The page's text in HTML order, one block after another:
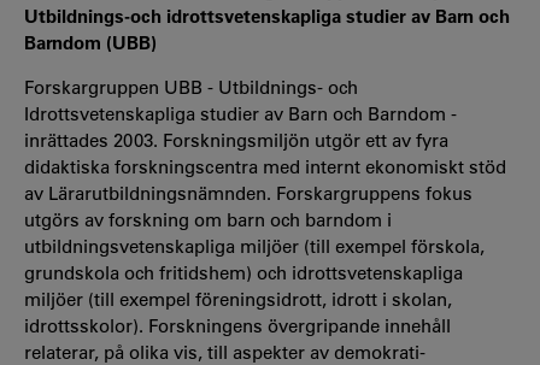
Utbildnings-och idrottsvetenskapliga studier av Barn och
Barndom (UBB)
Forskargruppen UBB - Utbildnings- och
Idrottsvetenskapliga studier av Barn och Barndom -
inrättades 2003. Forskningsmiljön utgör ett av fyra
didaktiska forskningscentra med internt ekonomiskt stöd
av Lärarutbildningsnämnden. Forskargruppens fokus
utgörs av forskning om barn och barndom i
utbildningsvetenskapliga miljöer (till exempel förskola,
grundskola och fritidshem) och idrottsvetenskapliga
miljöer (till exempel föreningsidrott, idrott i skolan,
idrottsskolor). Forskningens övergripande innehåll
relaterar, på olika vis, till aspekter av demokrati-